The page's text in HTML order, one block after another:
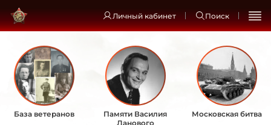
Личный кабинет Поиск
База ветеранов
Памяти Василия
Ланового
Московская битва